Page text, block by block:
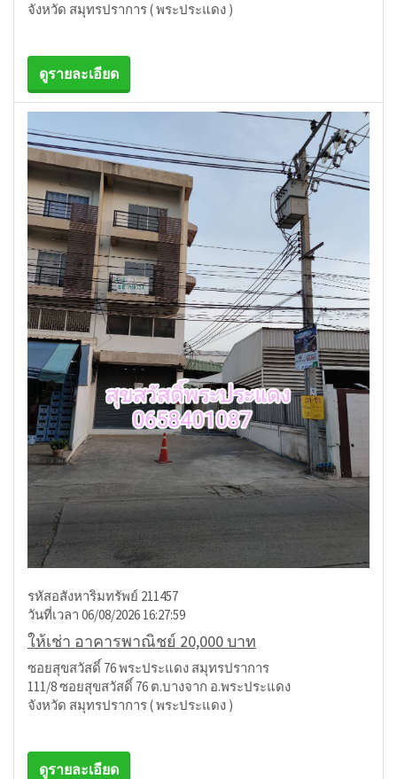
จังหวัด สมุทรปราการ ( พระประแดง )
ดูรายละเอียด
รหัสอสังหาริมทรัพย์ 211457
วันที่เวลา 06/08/2026 16:27:59
ให้เช่า อาคารพาณิชย์ 20,000 บาท
ซอยสุขสวัสดิ์ 76 พระประแดง สมุทรปราการ
111/8 ซอยสุขสวัสดิ์ 76 ต.บางจาก อ.พระประแดง
จังหวัด สมุทรปราการ ( พระประแดง )
ดูรายละเอียด